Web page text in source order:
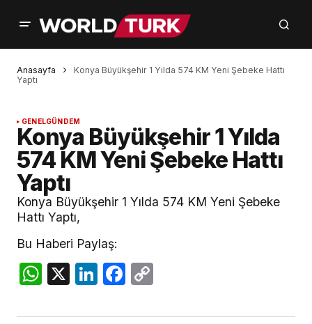
Anasayfa
Konya Büyükşehir 1 Yılda 574 KM Yeni Şebeke Hattı
Yaptı
GENELGÜNDEM
Konya Büyükşehir 1 Yılda
574 KM Yeni Şebeke Hattı
Yaptı
Konya Büyükşehir 1 Yılda 574 KM Yeni Şebeke
Hattı Yaptı,
Bu Haberi Paylaş:
WhatsApp
X LinkedIn
Facebook